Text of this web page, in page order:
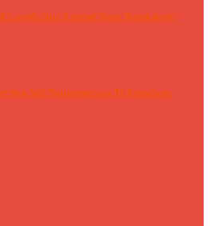
Lawuh Sing Legend Nang Kendalrejo
Ayu Asli Banjarnegara Di Pemalang